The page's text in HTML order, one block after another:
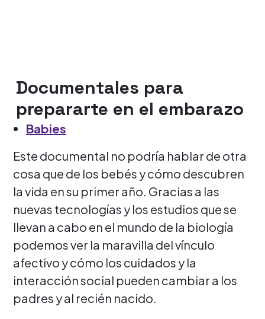
Documentales para
prepararte en el embarazo
Babies
Este documental no podría hablar de otra
cosa que de los bebés y cómo descubren
la vida en su primer año. Gracias a las
nuevas tecnologías y los estudios que se
llevan a cabo en el mundo de la biología
podemos ver la maravilla del vínculo
afectivo y cómo los cuidados y la
interacción social pueden cambiar a los
padres y al recién nacido.